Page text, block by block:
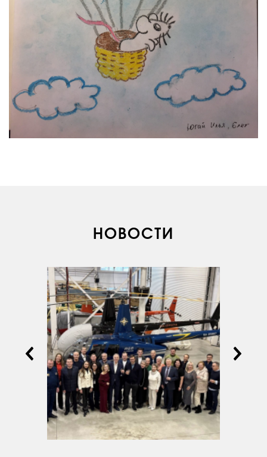
ДОКУМЕНТЫ
КОМПАНИИ
АВИАПАРК
СЕРВИС
ИНФРАСТРУКТУРА
ОБУЧЕНИЕ
ИНСТРУКТОРЫ
НОВОСТИ